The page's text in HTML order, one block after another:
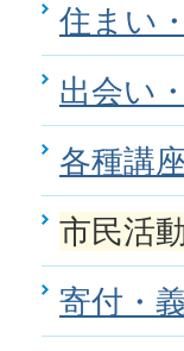
住まい
出会い
各種講
市民活
寄付・